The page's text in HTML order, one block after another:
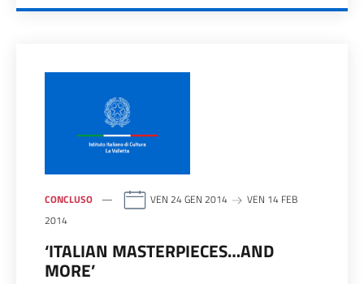
CONCLUSO VEN 24 GEN 2014
VEN 14 FEB
2014
‘ITALIAN MASTERPIECES…AND
MORE’